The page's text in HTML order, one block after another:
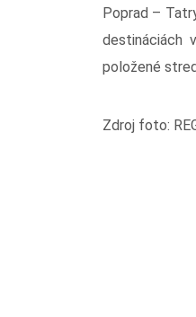
Poprad –
destináciách
položené
Zdroj foto: